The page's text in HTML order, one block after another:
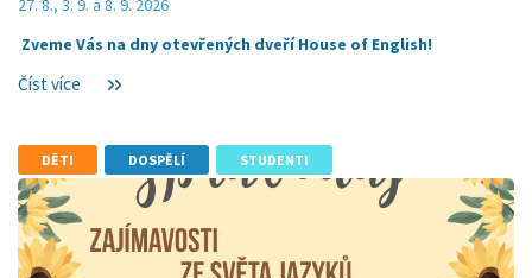
27. 8., 3. 9. a 8. 9. 2026
Zveme Vás na dny otevřených dveří House of English!
Číst více
DĚTI DOSPĚLÍ STUDENTI